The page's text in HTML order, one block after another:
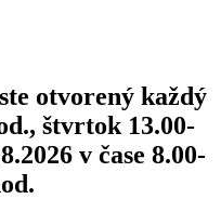
otvorený každý
štvrtok 13.00-
v čase 8.00-